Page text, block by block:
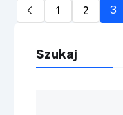
1 2 3
Szukaj